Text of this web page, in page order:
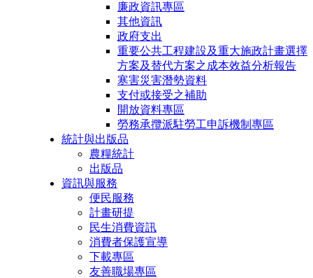
廉政資訊專區
其他資訊
政府支出
重要公共工程建設及重大施政計畫選擇
方案及替代方案之成本效益分析報告
寒害災害潛勢資料
支付或接受之補助
開放資料專區
勞務承攬派駐勞工申訴機制專區
統計與出版品
農糧統計
出版品
資訊與服務
便民服務
計畫研提
民生消費資訊
消費者保護宣導
下載專區
友善職場專區